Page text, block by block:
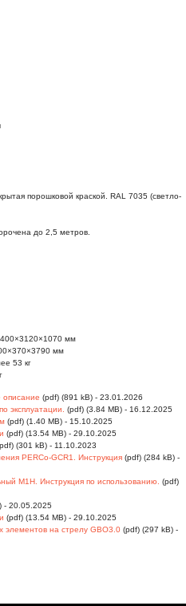
порошковой краской. RAL 7035 (светло-
до 2,5 метров.
мм
мм
53 кг
описание (pdf) (891 kB) - 23.01.2026
эксплуатации.
(pdf) (3.84 MB) - 16.12.2025
(pdf) (1.40 MB) - 15.10.2025
(pdf) (13.54 MB) - 29.10.2025
(301 kB) - 11.10.2023
PERCo-GCR1. Инструкция (pdf) (284 kB) -
М1Н. Инструкция по использованию.
(pdf)
- 20.05.2025
(pdf) (13.54 MB) - 29.10.2025
на стрелу GBO3.0 (pdf) (297 kB) -